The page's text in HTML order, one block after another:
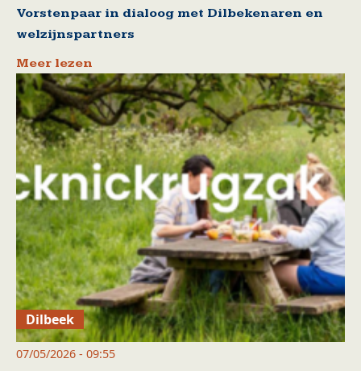
Vorstenpaar in dialoog met Dilbekenaren en
welzijnspartners
Meer lezen
Dilbeek
07/05/2026 - 09:55